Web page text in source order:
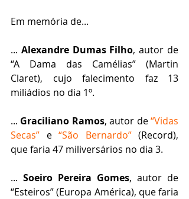
Em memória de...
... Alexandre Dumas Filho, autor de
“A Dama das Camélias” (Martin
Claret), cujo falecimento faz 13
miliádios no dia 1º.
... Graciliano Ramos, autor de “Vidas
Secas” e “São Bernardo” (Record),
que faria 47 miliversários no dia 3.
... Soeiro Pereira Gomes, autor de
“Esteiros” (Europa América), que faria